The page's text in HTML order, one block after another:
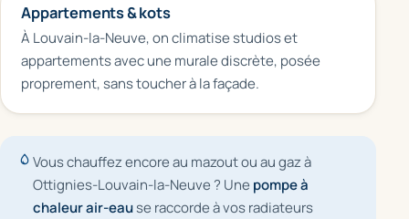
Appartements & kots
À Louvain-la-Neuve, on climatise studios et
appartements avec une murale discrète, posée
proprement, sans toucher à la façade.
Vous chauffez encore au mazout ou au gaz à
Ottignies-Louvain-la-Neuve ? Une pompe à
chaleur air-eause raccorde à vos radiateurs